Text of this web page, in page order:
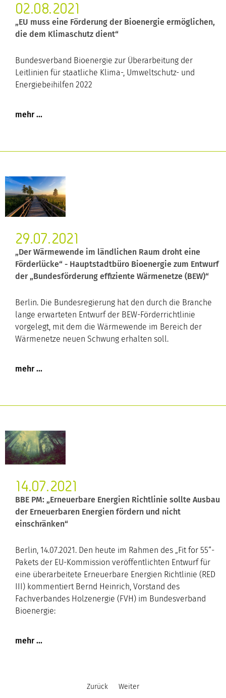
02.08.2021
„EU muss eine Förderung der Bioenergie ermöglichen,
die dem Klimaschutz dient“
Bundesverband Bioenergie zur Überarbeitung der
Leitlinien für staatliche Klima-, Umweltschutz- und
Energiebeihilfen 2022
29.07.2021
„Der Wärmewende im ländlichen Raum droht eine
Förderlücke“ - Hauptstadtbüro Bioenergie zum Entwurf
der „Bundesförderung effiziente Wärmenetze (BEW)“
Berlin. Die Bundesregierung hat den durch die Branche
lange erwarteten Entwurf der BEW-Förderrichtlinie
vorgelegt, mit dem die Wärmewende im Bereich der
Wärmenetze neuen Schwung erhalten soll.
14.07.2021
BBE PM: „Erneuerbare Energien Richtlinie sollte Ausbau
der Erneuerbaren Energien fördern und nicht
einschränken“
Berlin, 14.07.2021. Den heute im Rahmen des „Fit for 55“-
Pakets der EU-Kommission veröffentlichten Entwurf für
eine überarbeitete Erneuerbare Energien Richtlinie (RED
III) kommentiert Bernd Heinrich, Vorstand des
Fachverbandes Holzenergie (FVH) im Bundesverband
Bioenergie:
Zurück Weiter